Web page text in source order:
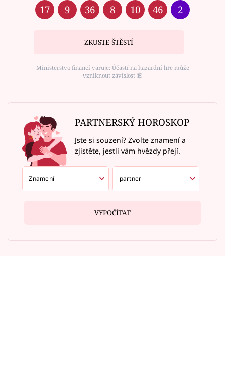
17 9 36 8 10 46 2
ZKUSTE ŠTĚSTÍ
Ministerstvo financí varuje: Účastí na hazardní hře může
vzniknout závislost ⑱
PARTNERSKÝ HOROSKOP
Jste si souzení? Zvolte znamení a
zjistěte, jestli vám hvězdy přejí.
VYPOČÍTAT